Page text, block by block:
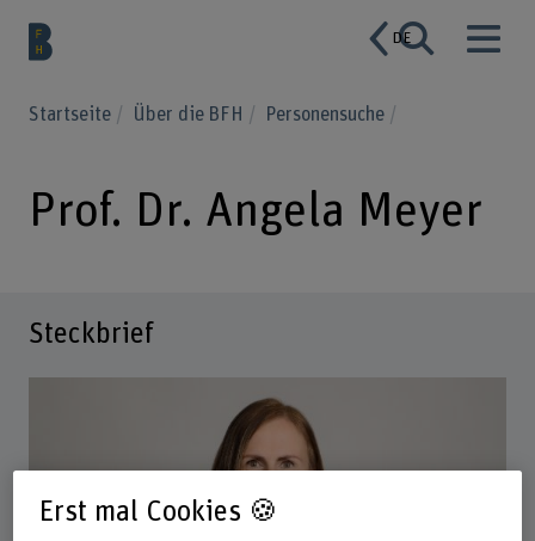
DE
Startseite Über die BFH Personensuche
Prof. Dr. Angela Meyer
Steckbrief
Erst mal Cookies 🍪